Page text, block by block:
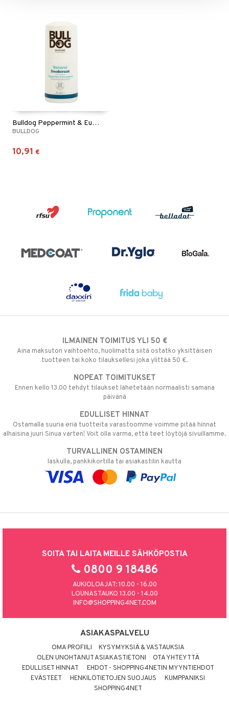
Bulldog Peppermint & Eucalyptus Deodorant
BULLDOG
10,91 €
ILMAINEN TOIMITUS YLI 50 €
Aina maksuton vaihtoehto, huolimatta siitä ostatko yksittäisen
tuotteen tai koko tilauksellesi joka ylittää 50 €.
NOPEAT TOIMITUKSET
Ennen kello 13.00 tehdyt tilaukset lähetetään normaalisti samana
päivänä
EDULLISET HINNAT
Ostamalla suuria eriä tuotteita varastoomme voimme pitää hinnat
alhaisina juuri Sinua varten! Voit olla varma, että teet löytöjä sivuillamme.
TURVALLINEN OSTAMINEN
laskulla, pankkikortilla tai asiakastilin kautta
SOITA TAI LAITA MEILLE SÄHKÖPOSTIA
0800 9 18486
AUKIOLOAJAT: 10.00 - 16.00
LOUNASTAUKO 13.00 - 14.00
INFO@SHOPPING4NET.COM
ASIAKASPALVELU
OMA PROFIILI
KYSYMYKSIÄ & VASTAUKSIA
OLEN UNOHTANUT ASIAKASTIETONI
OTA YHTEYTTÄ
EDULLISET HINNAT
EHDOT - SHOPPING4NETIN MYYNTIEHDOT
EVÄSTEET
HENKILÖTIETOJEN SUOJAUS
KUMPPANIKSI
SHOPPING4NET